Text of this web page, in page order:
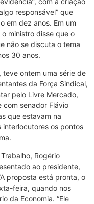
responsável” que
em dez anos. Em um
ministro disse que o
não se discuta o tema
30 anos.
teve ontem uma série de
da Força Sindical,
pelo Livre Mercado,
com senador Flávio
que estavam na
interlocutores os pontos
Rogério
ao presidente,
proposta está pronta, o
feira, quando nos
da Economia. “Ele